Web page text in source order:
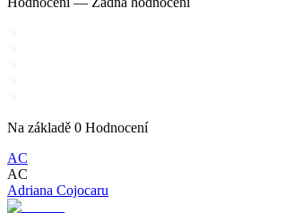
Na základě 0 Hodnocení
AC
AC
Adriana Cojocaru